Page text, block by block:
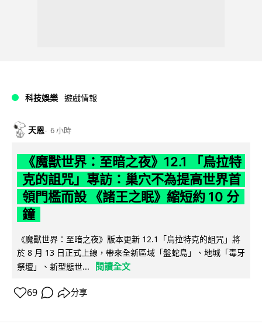
科技娛樂 遊戲情報
天恩 6 小時
《魔獸世界：至暗之夜》12.1 「烏拉特
克的詛咒」專訪：巢穴不為提高世界首
領門檻而設 《諸王之眠》縮短約 10 分
鐘
《魔獸世界：至暗之夜》版本更新 12.1「烏拉特克的詛咒」將
於 8 月 13 日正式上線，帶來全新區域「盤蛇島」、地城「毒牙
祭壇」、新型態世...
閱讀全文
69 分享